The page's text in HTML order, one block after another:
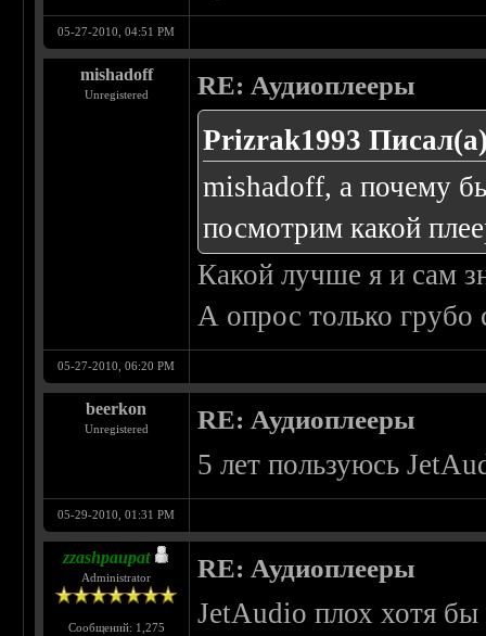
05-27-2010, 04:51 PM
mishadoff
Unregistered RE: Аудиоплееры
Prizrak1993
mishadoff, а почему
посмотрим какой
Какой лучше я и сам
А опрос только
05-27-2010, 06:20 PM
beerkon
Unregistered RE: Аудиоплееры
5 лет пользуюсь
05-29-2010, 01:31 PM
zzashpaupat
Administrator
Сообщений: 1,275
RE: Аудиоплееры
JetAudio плох хотя бы